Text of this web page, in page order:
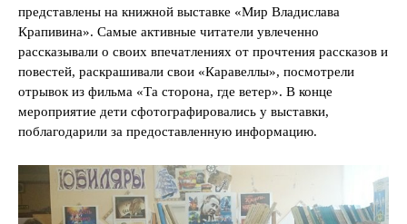
представлены на книжной выставке «Мир Владислава
Крапивина». Самые активные читатели увлеченно
рассказывали о своих впечатлениях от прочтения рассказов и
повестей, раскрашивали свои «Каравеллы», посмотрели
отрывок из фильма «Та сторона, где ветер». В конце
мероприятие дети сфотографировались у выставки,
поблагодарили за предоставленную информацию.